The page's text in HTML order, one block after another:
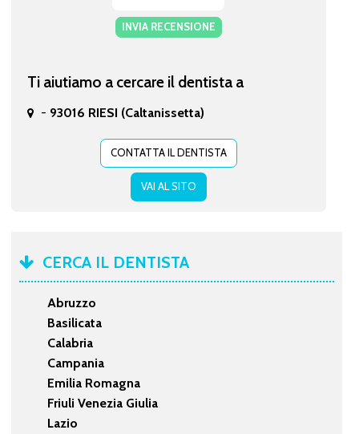
INVIA RECENSIONE
Ti aiutiamo a cercare il dentista a
- 93016 RIESI (Caltanissetta)
CONTATTA IL DENTISTA
VAI AL SITO
CERCA IL DENTISTA
Abruzzo
Basilicata
Calabria
Campania
Emilia Romagna
Friuli Venezia Giulia
Lazio